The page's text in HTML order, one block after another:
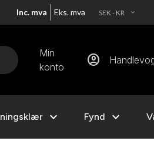
Inc. mva Eks. mva SEK - KR EXPAND_MORE
Min
konto
account_circle
expand_more Fynd expand_more